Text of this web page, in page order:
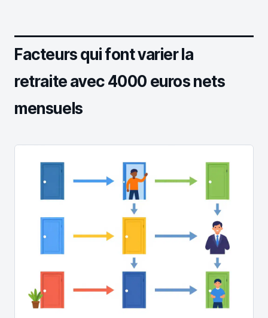
Facteurs qui font varier la
retraite avec 4000 euros nets
mensuels